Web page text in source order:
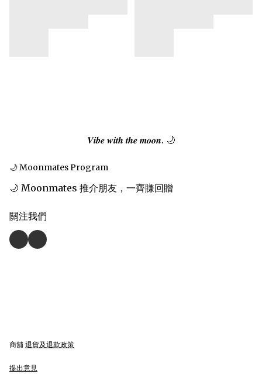
𝑽𝒊𝒃𝒆 𝒘𝒊𝒕𝒉 𝒕𝒉𝒆 𝒎𝒐𝒐𝒏. 🌙
🌙 Moonmates Program
🌙 Moonmates 推介朋友，一齊賺回贈
關注我們
商舖 退貨及退款政策
提出意見